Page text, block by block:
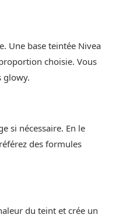
Une base teintée Nivea
choisie. Vous
glowy.
si nécessaire. En le
des formules
du teint et crée un